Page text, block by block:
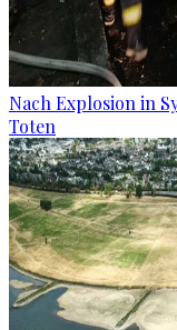
Nach Explosion in
Toten